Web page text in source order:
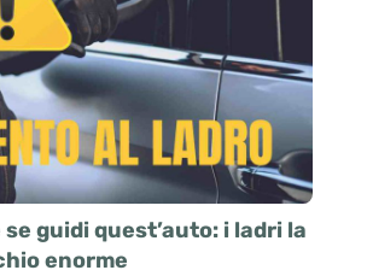
guidi quest’auto: i ladri la
enorme